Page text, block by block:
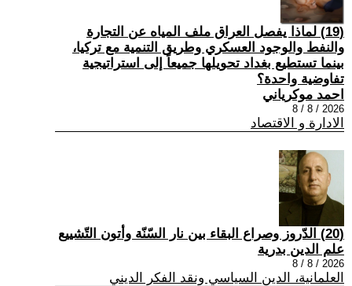
(19) لماذا يفصل العراق ملف المياه عن التجارة
والنفط والوجود العسكري وطريق التنمية مع تركيا،
بينما تستطيع بغداد تحويلها جميعاً إلى استراتيجية
تفاوضية واحدة؟
احمد موكرياني
2026 / 8 / 8
الادارة و الاقتصاد
(20) الدّروز وصراع البقاء بين نار السّنّة وأتون التّشييع
علم الدين بدرية
2026 / 8 / 8
العلمانية، الدين السياسي ونقد الفكر الديني